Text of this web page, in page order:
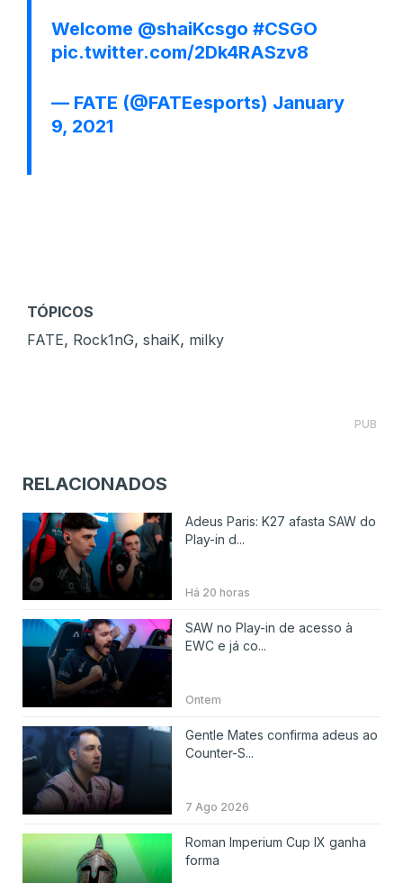
Welcome @shaiKcsgo #CSGO
pic.twitter.com/2Dk4RASzv8
— FATE (@FATEesports) January
9, 2021
TÓPICOS
FATE, Rock1nG, shaiK, ⁠milky
PUB
RELACIONADOS
Adeus Paris: K27 afasta SAW do
Play-in d...
Há 20 horas
SAW no Play-in de acesso à
EWC e já co...
Ontem
Gentle Mates confirma adeus ao
Counter-S...
7 Ago 2026
Roman Imperium Cup IX ganha
forma